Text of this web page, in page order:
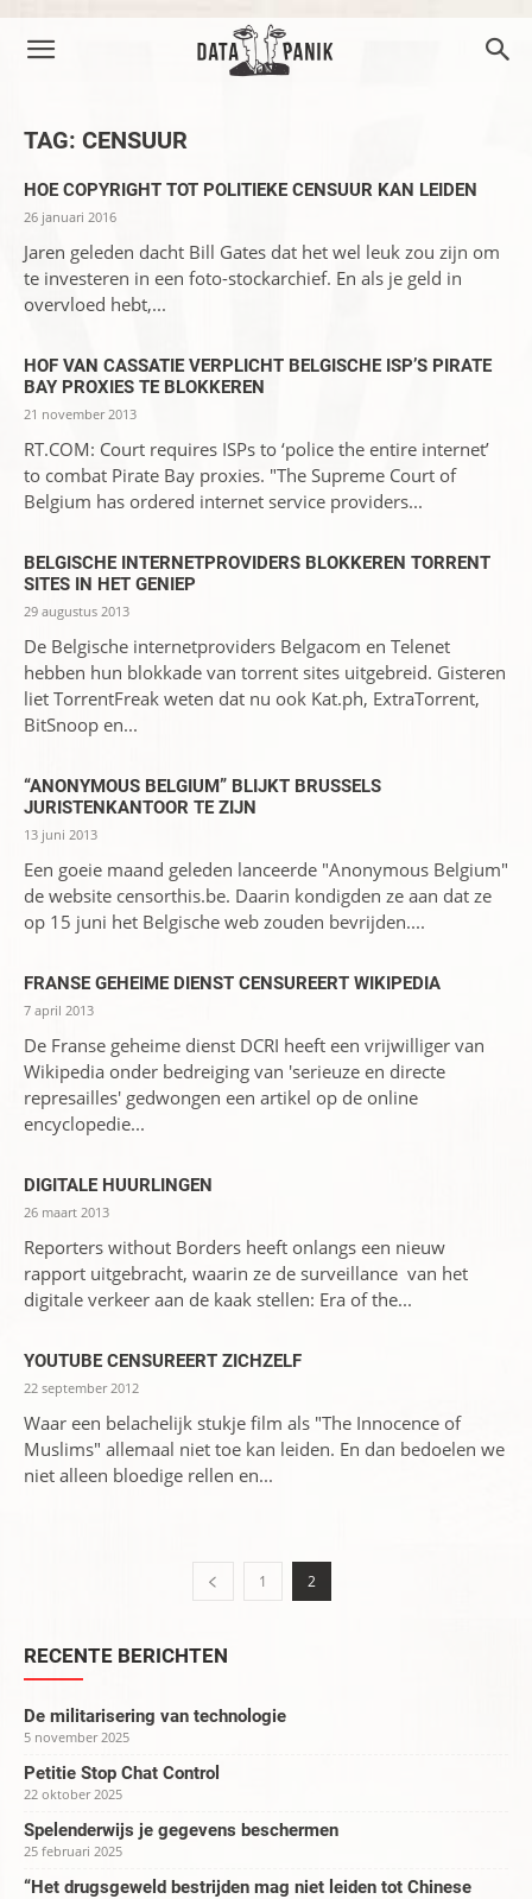
TAG: CENSUUR
HOE COPYRIGHT TOT POLITIEKE CENSUUR KAN LEIDEN
26 januari 2016
Jaren geleden dacht Bill Gates dat het wel leuk zou zijn om
te investeren in een foto-stockarchief. En als je geld in
overvloed hebt,...
HOF VAN CASSATIE VERPLICHT BELGISCHE ISP’S PIRATE
BAY PROXIES TE BLOKKEREN
21 november 2013
RT.COM: Court requires ISPs to ‘police the entire internet’
to combat Pirate Bay proxies. "The Supreme Court of
Belgium has ordered internet service providers...
BELGISCHE INTERNETPROVIDERS BLOKKEREN TORRENT
SITES IN HET GENIEP
29 augustus 2013
De Belgische internetproviders Belgacom en Telenet
hebben hun blokkade van torrent sites uitgebreid. Gisteren
liet TorrentFreak weten dat nu ook Kat.ph, ExtraTorrent,
BitSnoop en...
“ANONYMOUS BELGIUM” BLIJKT BRUSSELS
JURISTENKANTOOR TE ZIJN
13 juni 2013
Een goeie maand geleden lanceerde "Anonymous Belgium"
de website censorthis.be. Daarin kondigden ze aan dat ze
op 15 juni het Belgische web zouden bevrijden....
FRANSE GEHEIME DIENST CENSUREERT WIKIPEDIA
7 april 2013
De Franse geheime dienst DCRI heeft een vrijwilliger van
Wikipedia onder bedreiging van 'serieuze en directe
represailles' gedwongen een artikel op de online
encyclopedie...
DIGITALE HUURLINGEN
26 maart 2013
Reporters without Borders heeft onlangs een nieuw
rapport uitgebracht, waarin ze de surveillance van het
digitale verkeer aan de kaak stellen: Era of the...
YOUTUBE CENSUREERT ZICHZELF
22 september 2012
Waar een belachelijk stukje film als "The Innocence of
Muslims" allemaal niet toe kan leiden. En dan bedoelen we
niet alleen bloedige rellen en...
1 2
RECENTE BERICHTEN
De militarisering van technologie
5 november 2025
Petitie Stop Chat Control
22 oktober 2025
Spelenderwijs je gegevens beschermen
25 februari 2025
“Het drugsgeweld bestrijden mag niet leiden tot Chinese